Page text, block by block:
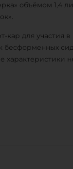
объёмом 1,4
кар для участия
бесформенных
характеристики